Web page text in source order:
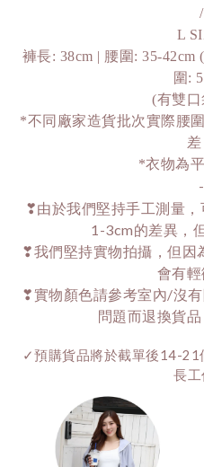
/
L
褲長: 38cm | 腰圍: 35-
圍:
(有雙
*不同廠家造貨批次實際腰
差
*衣物為
-
❣由於我們堅持手工測量
1-3cm的差異，
❣我們堅持實物拍攝，但因
會有
❣實物顏色請參考室內/沒
問題而退換貨
✓預購貨品將於截單後14-21
長工